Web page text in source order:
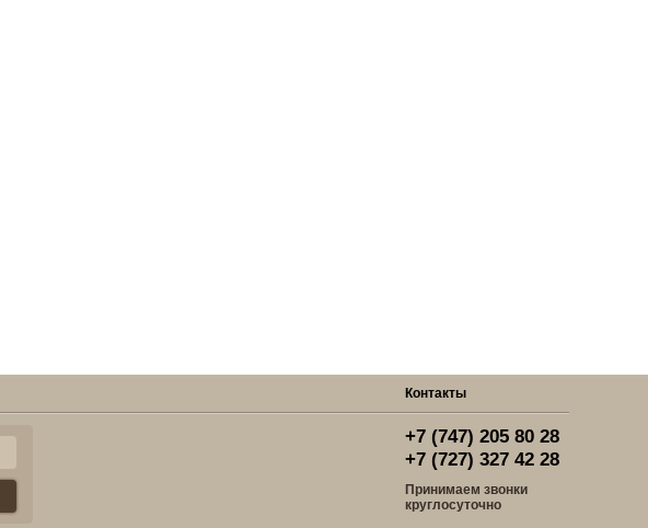
Контакты
+7 (747) 205 80 28
+7 (727) 327 42 28
Принимаем звонки
круглосуточно